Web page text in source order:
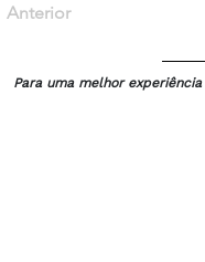
Anterior
Para uma melhor